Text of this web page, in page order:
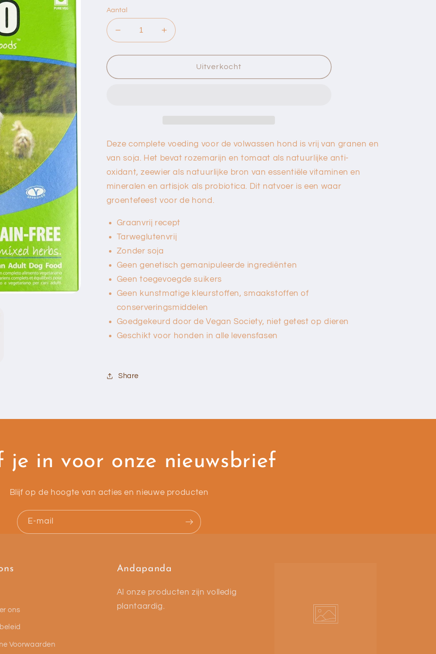
Aantal
Aantal
verlagen
voor
Groentenfestijn
Aantal
verhogen
voor
Groentenfestijn
Uitverkocht
Deze complete voeding voor de volwassen hond is vrij van granen en
van soja. Het bevat rozemarijn en tomaat als natuurlijke anti-
oxidant, zeewier als natuurlijke bron van essentiële vitaminen en
mineralen en artisjok als probiotica. Dit natvoer is een waar
groentefeest voor de hond.
Graanvrij recept
Tarweglutenvrij
Zonder soja
Geen genetisch gemanipuleerde ingrediënten
Geen toegevoegde suikers
Geen kunstmatige kleurstoffen, smaakstoffen of
conserveringsmiddelen
Goedgekeurd door de Vegan Society, niet getest op dieren
Geschikt voor honden in alle levensfasen
Share
je in voor onze nieuwsbrief
Blijf op de hoogte van acties en nieuwe producten
E‑mail
ons
Voorwaarden
Andapanda
Al onze producten zijn volledig
plantaardig.